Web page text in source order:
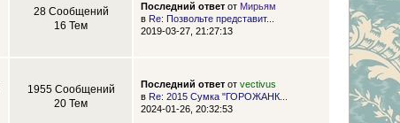
28 Сообщений
16 Тем
Последний ответот Мирьям
в Re: Позвольте представит...
2019-03-27, 21:27:13
1955 Сообщений
20 Тем
Последний ответот vectivus
в Re: 2015 Сумка "ГОРОЖАНК...
2024-01-26, 20:32:53